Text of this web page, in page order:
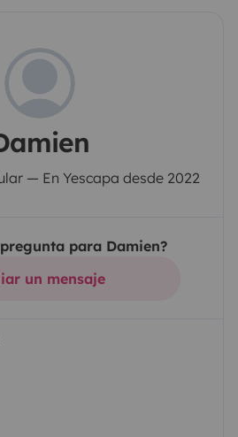
— En Yescapa desde 2022
para Damien?
un mensaje